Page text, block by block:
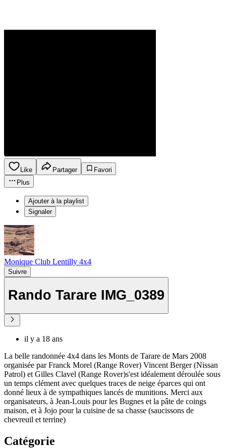
Like Partager
Favori
Plus
Ajouter à la playlist
Signaler
Monique Club Lentilly 4x4
Suivre
Rando Tarare IMG_0389
il y a 18 ans
La belle randonnée 4x4 dans les Monts de Tarare de Mars 2008
organisée par Franck Morel (Range Rover) Vincent Berger (Nissan
Patrol) et Gilles Clavel (Range Rover)s'est idéalement déroulée sous
un temps clément avec quelques traces de neige éparces qui ont
donné lieux à de sympathiques lancés de munitions. Merci aux
organisateurs, à Jean-Louis pour les Bugnes et la pâte de coings
maison, et à Jojo pour la cuisine de sa chasse (saucissons de
chevreuil et terrine)
Catégorie